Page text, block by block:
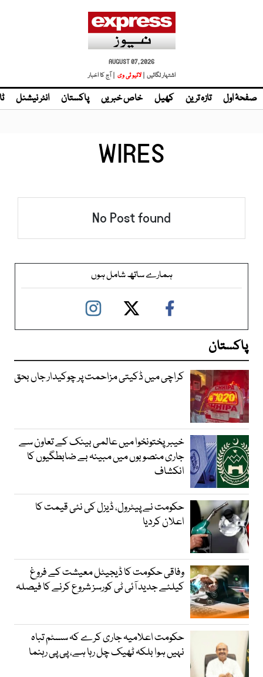
AUGUST 07, 2026
اشتہار لگائیں | لائیو ٹی وی | آج کا اخبار
صفحۂ اول تازہ ترین کھیل خاص خبریں پاکستان انٹر نیشنل
WIRES
No Post found
ہمارے ساتھ شامل ہوں
پاکستان
کراچی میں ڈکیتی مزاحمت پر چوکیدار جاں بحق
خیبرپختونخوا میں عالمی بینک کے تعاون سے
جاری منصوبوں میں مبینہ بے ضابطگیوں کا
انکشاف
حکومت نے پیٹرول، ڈیزل کی نئی قیمت کا
اعلان کردیا
وفاقی حکومت کا ڈیجیٹل معیشت کے فروغ
کیلئے جدید آئی ٹی کورسز شروع کرنے کا فیصلہ
حکومت اعلامیہ جاری کرے کہ سسٹم تباہ
نہیں ہوا بلکہ ٹھیک چل رہا ہے، پی پی رہنما